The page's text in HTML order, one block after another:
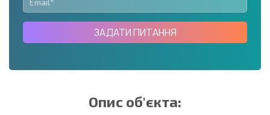
ЗАДАТИ ПИТАННЯ
Опис об'єкта: